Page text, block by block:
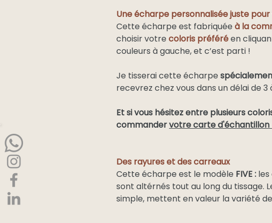
Une écharpe personnalisée juste pour
Cette écharpe est fabriquée à la
choisir votre coloris préféréen
couleurs à gauche, et c’est parti !
Je tisserai cette écharpe
recevrez chez vous dans un délai de 3
Et si vous hésitez entre plusieurs
commandervotre carte d'échantillon
Des rayures et des carreaux
Cette écharpe est le modèle FIVE :
sont altérnés tout au long du tissage.
simple, mettent en valeur la variété